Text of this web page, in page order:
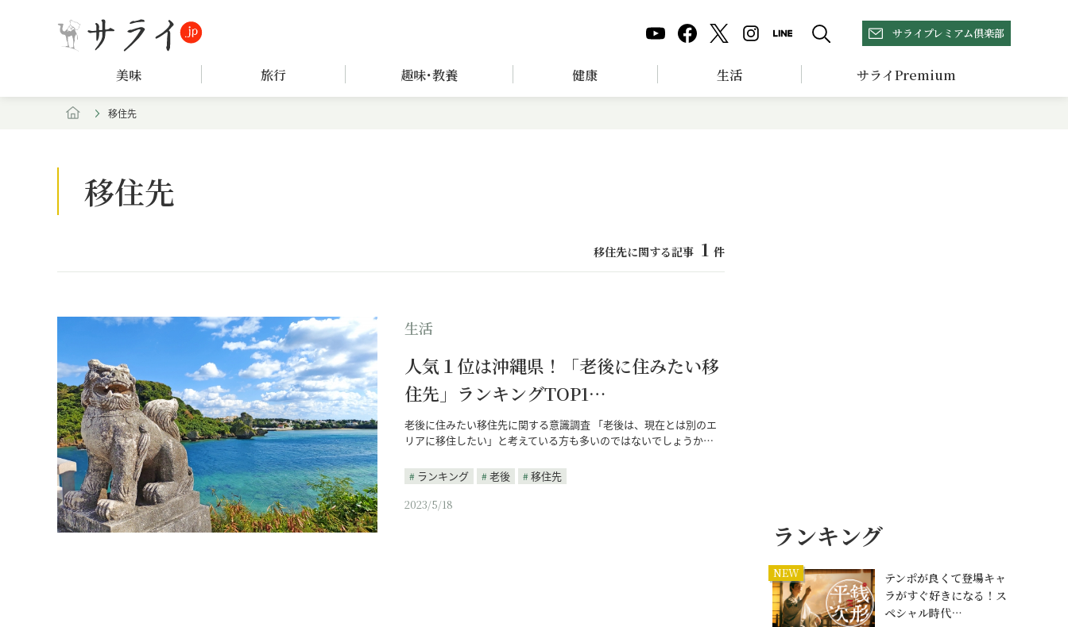
サライプレミアム倶楽部
美味 旅行 趣味･教養 健康 生活 サライPremium
移住先
移住先
移住先に関する記事 1 件
生活
人気１位は沖縄県！「老後に住みたい移
住先」ランキングTOP1…
老後に住みたい移住先に関する意識調査 「老後は、現在とは別のエ
リアに移住したい」と考えている方も多いのではないでしょうか…
ランキング 老後
移住先
2023/5/18
ランキング
NEW
テンポが良くて登場キャ
ラがすぐ好きになる！ス
ペシャル時代…